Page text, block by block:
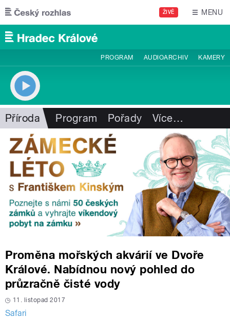
Přejít k hlavnímu obsahu
ŽIVĚ MENU
PROGRAM AUDIOARCHIV KAMERY
Příroda Program Pořady Více…
Proměna mořských akvárií ve Dvoře
Králové. Nabídnou nový pohled do
průzračně čisté vody
11. listopad 2017
Safari